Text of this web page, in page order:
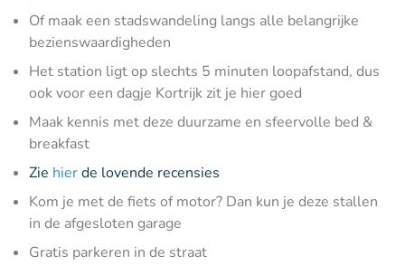
Of maak een stadswandeling langs alle belangrijke
bezienswaardigheden
Het station ligt op slechts 5 minuten loopafstand, dus
ook voor een dagje Kortrijk zit je hier goed
Maak kennis met deze duurzame en sfeervolle bed &
breakfast
Zie hierde lovende recensies
Kom je met de fiets of motor? Dan kun je deze stallen
in de afgesloten garage
Gratis parkeren in de straat